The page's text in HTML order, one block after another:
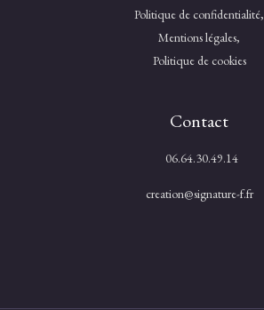
Politique de confidentialité,
Mentions légales,
Politique de cookies
Contact
06.64.30.49.14
creation@signature-f.fr